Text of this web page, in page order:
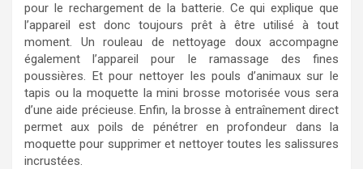
pour le rechargement de la batterie. Ce qui explique que
l’appareil est donc toujours prêt à être utilisé à tout
moment. Un rouleau de nettoyage doux accompagne
également l’appareil pour le ramassage des fines
poussières. Et pour nettoyer les pouls d’animaux sur le
tapis ou la moquette la mini brosse motorisée vous sera
d’une aide précieuse. Enfin, la brosse à entraînement direct
permet aux poils de pénétrer en profondeur dans la
moquette pour supprimer et nettoyer toutes les salissures
incrustées.